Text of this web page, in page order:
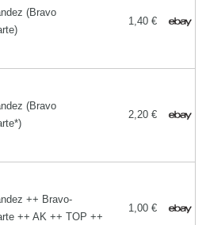
(Bravo
1,40 €
(Bravo
2,20 €
++ Bravo-
++ AK ++ TOP ++
1,00 €